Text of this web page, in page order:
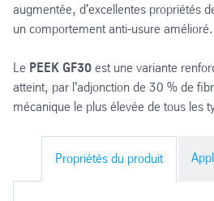
augmentée, d'excellentes propriétés
un comportement anti-usure amélioré.
Le PEEK GF30 est une variante
atteint, par l'adjonction de 30 % de
mécanique le plus élevée de tous les
Propriétés du produit